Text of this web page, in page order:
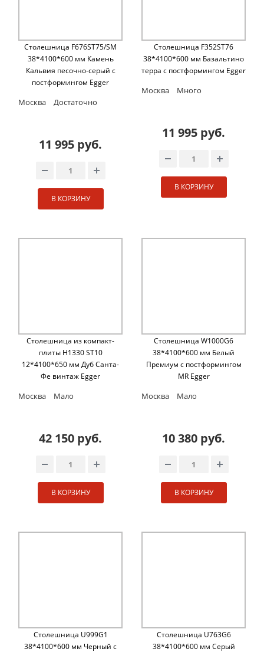
Столешница F676ST75/SM
38*4100*600 мм Камень
Кальвия песочно-серый с
постформингом Egger
Москва Достаточно
11 995 руб.
В КОРЗИНУ
Столешница F352ST76
38*4100*600 мм Базальтино
терра с постформингом Egger
Москва Много
11 995 руб.
В КОРЗИНУ
Столешница из компакт-
плиты H1330 ST10
12*4100*650 мм Дуб Санта-
Фе винтаж Egger
Москва Мало
42 150 руб.
В КОРЗИНУ
Столешница W1000G6
38*4100*600 мм Белый
Премиум с постформингом
MR Egger
Москва Мало
10 380 руб.
В КОРЗИНУ
Столешница U999G1
38*4100*600 мм Черный с
Столешница U763G6
38*4100*600 мм Серый